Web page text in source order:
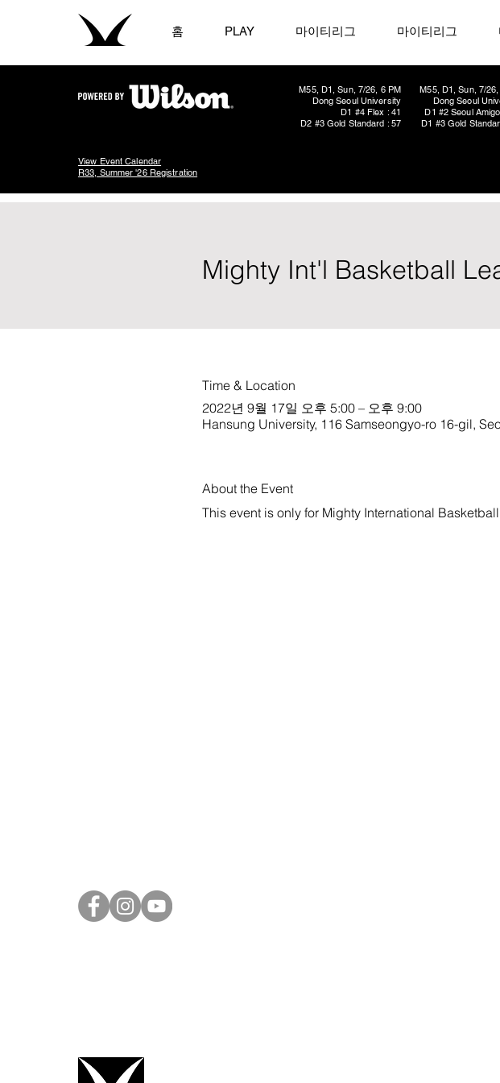
홈 PLAY 마이티리그 마이티리그
M55, D1, Sun, 7/26, 6 PM
Dong Seoul University
D1 #4 Flex : 41
D2 #3 Gold Standard : 57
M55, D1, Sun, 7/
Dong Seoul
D1 #2 Seoul
D1 #3 Gold
View Event Calendar
R33, Summer '26 Registration
Mighty Int'l Basketball
Time & Location
2022년 9월 17일 오후 5:00 – 오후 9:00
Hansung University, 116 Samseongyo-ro 16-gil,
About the Event
This event is only for Mighty International